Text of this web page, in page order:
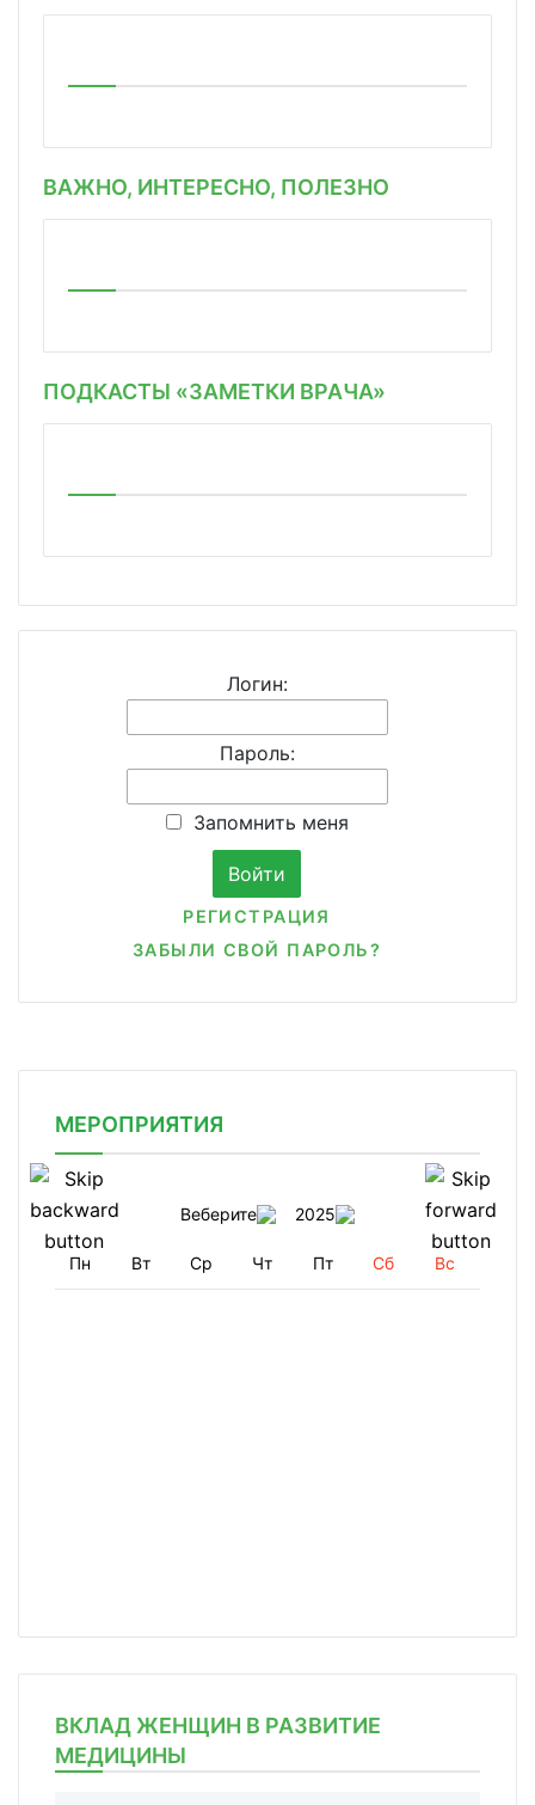
ВАЖНО, ИНТЕРЕСНО, ПОЛЕЗНО
ПОДКАСТЫ «ЗАМЕТКИ ВРАЧА»
Логин:
Пароль:
Запомнить меня
РЕГИСТРАЦИЯ
ЗАБЫЛИ СВОЙ ПАРОЛЬ?
МЕРОПРИЯТИЯ
Веберите 2025
Пн Вт Ср Чт Пт Сб Вс
ВКЛАД ЖЕНЩИН В РАЗВИТИЕ
МЕДИЦИНЫ